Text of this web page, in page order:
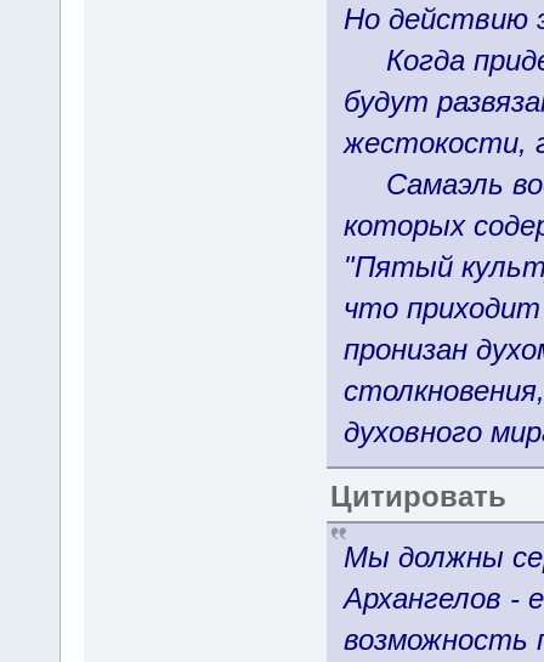
Но действию
Когда
будут
жестокости,
Самаэль
которых
"Пятый
что
пронизан
духовного
Цитировать
Мы должны
Архангелов -
возможность